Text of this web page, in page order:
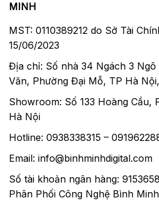
MINH
MST: 0110389212 do Sở Tài
15/06/2023
Địa chỉ: Số nhà 34 Ngách 3
Văn, Phường Đại Mỗ, TP Hà
Showroom: Số 133 Hoàng Cầu,
Hà Nội
Hotline: 0938338315 –
Email: info@binhminhdigital.com
Số tài khoản ngân hàng:
Phân Phối Công Nghệ Bình